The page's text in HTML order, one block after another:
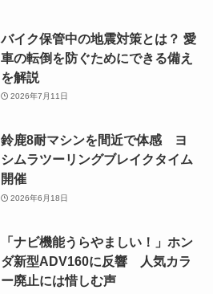
バイク保管中の地震対策とは？ 愛
車の転倒を防ぐためにできる備え
を解説
2026年7月11日
鈴鹿8耐マシンを間近で体感 ヨ
シムラツーリングブレイクタイム
開催
2026年6月18日
「ナビ機能うらやましい！」ホン
ダ新型ADV160に反響 人気カラ
ー廃止には惜しむ声